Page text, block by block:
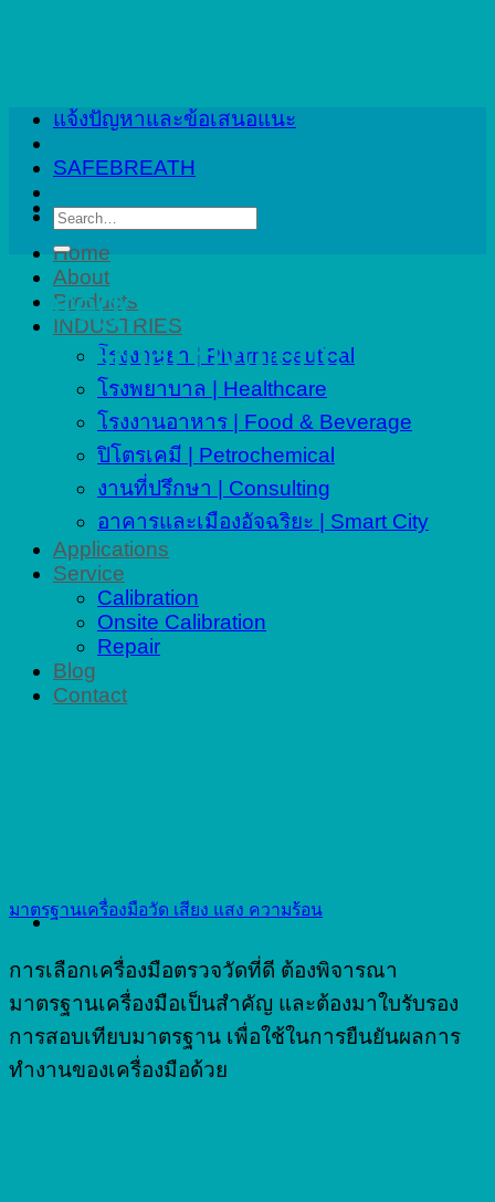
Home
About
Products
INDUSTRIES
โรงงานยา | Pharmaceutical
โรงพยาบาล | Healthcare
โรงงานอาหาร | Food & Beverage
ปิโตรเคมี | Petrochemical
งานที่ปรึกษา | Consulting
อาคารและเมืองอัจฉริยะ | Smart City
Applications
Service
Calibration
Onsite Calibration
Repair
Blog
Contact
แจ้งปัญหาและข้อเสนอแนะ
SAFEBREATH
Search
Category Archives:
Industrial Hygiene
มาตรฐานเครื่องมือวัด เสียง แสง ความร้อน
การเลือกเครื่องมือตรวจวัดที่ดี ต้องพิจารณา
มาตรฐานเครื่องมือเป็นสำคัญ และต้องมาใบรับรอง
การสอบเทียบมาตรฐาน เพื่อใช้ในการยืนยันผลการ
ทำงานของเครื่องมือด้วย